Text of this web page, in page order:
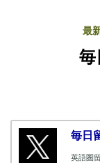
最
毎
毎日
英語圏